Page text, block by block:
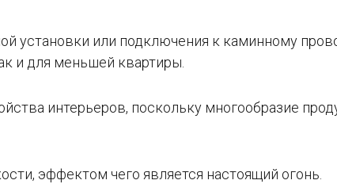
установки или подключения к каминному
и для меньшей квартиры.
интерьеров, поскольку многообразие
эффектом чего является настоящий огонь.